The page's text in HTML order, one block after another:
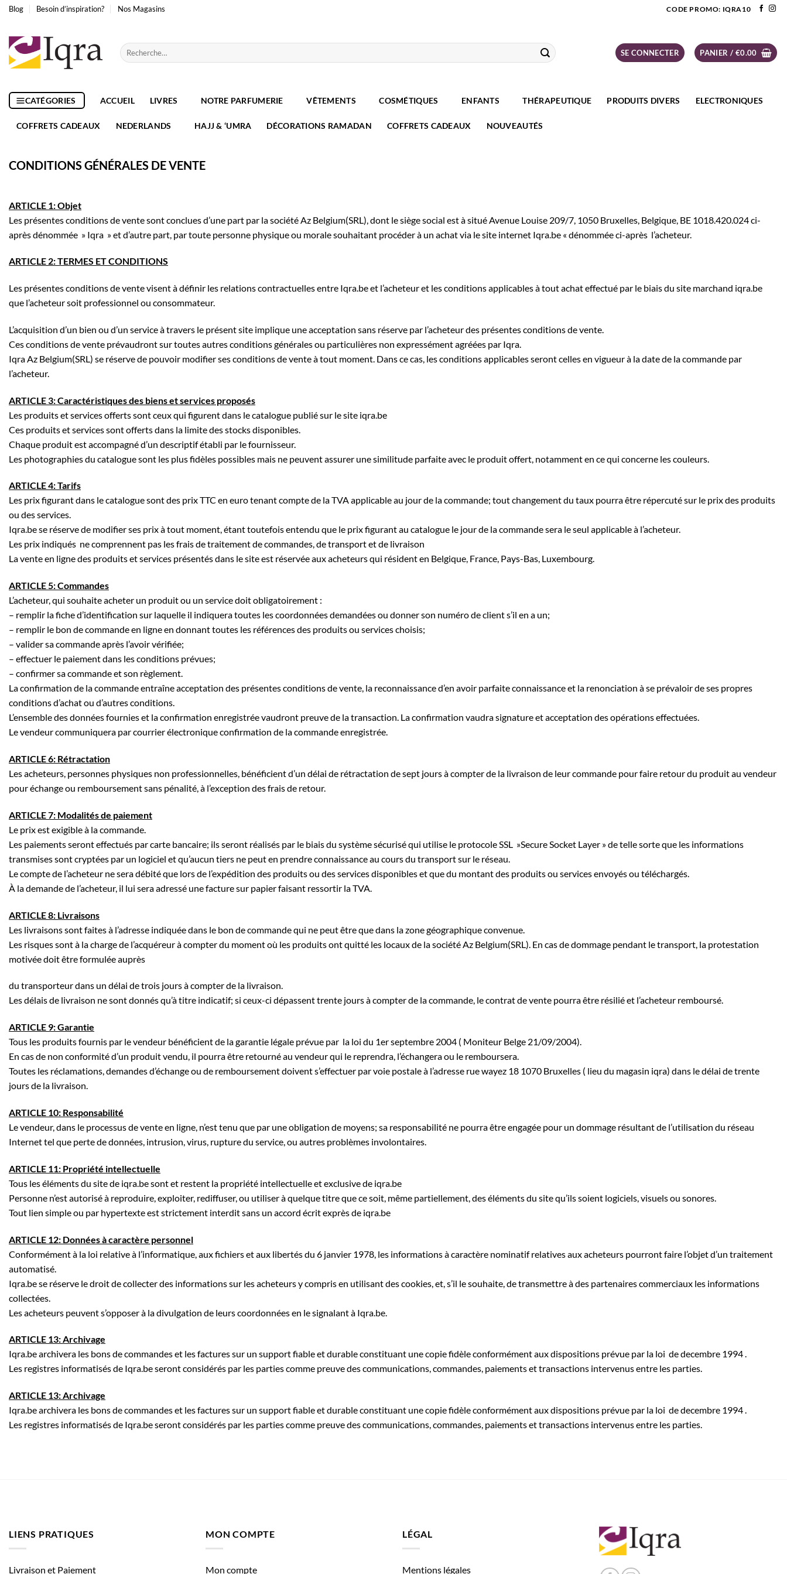
Passer
contenu
Blog Besoin d’inspiration? Nos Magasins CODE PROMO: IQRA10
Recherche
pour :
SE CONNECTER PANIER / €0.00
CATÉGORIES ACCUEIL LIVRES NOTRE PARFUMERIE VÊTEMENTS COSMÉTIQUES ENFANTS THÉRAPEUTIQUE PRODUITS DIVERS ELECTRONIQUES
COFFRETS CADEAUX NEDERLANDS HAJJ & ‘UMRA DÉCORATIONS RAMADAN COFFRETS CADEAUX NOUVEAUTÉS
CONDITIONS GÉNÉRALES DE VENTE
ARTICLE 1: Objet
Les présentes conditions de vente sont conclues d’une part par la société Az Belgium(SRL), dont le siège social est à situé Avenue Louise 209/7, 1050 Bruxelles, Belgique, BE 1018.420.024 ci-
après dénommée » Iqra » et d’autre part, par toute personne physique ou morale souhaitant procéder à un achat via le site internet Iqra.be « dénommée ci-après l’acheteur.
ARTICLE 2: TERMES ET CONDITIONS
Les présentes conditions de vente visent à définir les relations contractuelles entre Iqra.be et l’acheteur et les conditions applicables à tout achat effectué par le biais du site marchand iqra.be
que l’acheteur soit professionnel ou consommateur.
L’acquisition d’un bien ou d’un service à travers le présent site implique une acceptation sans réserve par l’acheteur des présentes conditions de vente.
Ces conditions de vente prévaudront sur toutes autres conditions générales ou particulières non expressément agréées par Iqra.
Iqra Az Belgium(SRL) se réserve de pouvoir modifier ses conditions de vente à tout moment. Dans ce cas, les conditions applicables seront celles en vigueur à la date de la commande par
l’acheteur.
ARTICLE 3: Caractéristiques des biens et services proposés
Les produits et services offerts sont ceux qui figurent dans le catalogue publié sur le site iqra.be
Ces produits et services sont offerts dans la limite des stocks disponibles.
Chaque produit est accompagné d’un descriptif établi par le fournisseur.
Les photographies du catalogue sont les plus fidèles possibles mais ne peuvent assurer une similitude parfaite avec le produit offert, notamment en ce qui concerne les couleurs.
ARTICLE 4: Tarifs
Les prix figurant dans le catalogue sont des prix TTC en euro tenant compte de la TVA applicable au jour de la commande; tout changement du taux pourra être répercuté sur le prix des produits
ou des services.
Iqra.be se réserve de modifier ses prix à tout moment, étant toutefois entendu que le prix figurant au catalogue le jour de la commande sera le seul applicable à l’acheteur.
Les prix indiqués ne comprennent pas les frais de traitement de commandes, de transport et de livraison
La vente en ligne des produits et services présentés dans le site est réservée aux acheteurs qui résident en Belgique, France, Pays-Bas, Luxembourg.
ARTICLE 5: Commandes
L’acheteur, qui souhaite acheter un produit ou un service doit obligatoirement :
– remplir la fiche d’identification sur laquelle il indiquera toutes les coordonnées demandées ou donner son numéro de client s’il en a un;
– remplir le bon de commande en ligne en donnant toutes les références des produits ou services choisis;
– valider sa commande après l’avoir vérifiée;
– effectuer le paiement dans les conditions prévues;
– confirmer sa commande et son règlement.
La confirmation de la commande entraîne acceptation des présentes conditions de vente, la reconnaissance d’en avoir parfaite connaissance et la renonciation à se prévaloir de ses propres
conditions d’achat ou d’autres conditions.
L’ensemble des données fournies et la confirmation enregistrée vaudront preuve de la transaction. La confirmation vaudra signature et acceptation des opérations effectuées.
Le vendeur communiquera par courrier électronique confirmation de la commande enregistrée.
ARTICLE 6: Rétractation
Les acheteurs, personnes physiques non professionnelles, bénéficient d’un délai de rétractation de sept jours à compter de la livraison de leur commande pour faire retour du produit au vendeur
pour échange ou remboursement sans pénalité, à l’exception des frais de retour.
ARTICLE 7: Modalités de paiement
Le prix est exigible à la commande.
Les paiements seront effectués par carte bancaire; ils seront réalisés par le biais du système sécurisé qui utilise le protocole SSL »Secure Socket Layer » de telle sorte que les informations
transmises sont cryptées par un logiciel et qu’aucun tiers ne peut en prendre connaissance au cours du transport sur le réseau.
Le compte de l’acheteur ne sera débité que lors de l’expédition des produits ou des services disponibles et que du montant des produits ou services envoyés ou téléchargés.
À la demande de l’acheteur, il lui sera adressé une facture sur papier faisant ressortir la TVA.
ARTICLE 8: Livraisons
Les livraisons sont faites à l’adresse indiquée dans le bon de commande qui ne peut être que dans la zone géographique convenue.
Les risques sont à la charge de l’acquéreur à compter du moment où les produits ont quitté les locaux de la société Az Belgium(SRL). En cas de dommage pendant le transport, la protestation
motivée doit être formulée auprès
du transporteur dans un délai de trois jours à compter de la livraison.
Les délais de livraison ne sont donnés qu’à titre indicatif; si ceux-ci dépassent trente jours à compter de la commande, le contrat de vente pourra être résilié et l’acheteur remboursé.
ARTICLE 9: Garantie
Tous les produits fournis par le vendeur bénéficient de la garantie légale prévue par la loi du 1er septembre 2004 ( Moniteur Belge 21/09/2004).
En cas de non conformité d’un produit vendu, il pourra être retourné au vendeur qui le reprendra, l’échangera ou le remboursera.
Toutes les réclamations, demandes d’échange ou de remboursement doivent s’effectuer par voie postale à l’adresse rue wayez 18 1070 Bruxelles ( lieu du magasin iqra) dans le délai de trente
jours de la livraison.
ARTICLE 10: Responsabilité
Le vendeur, dans le processus de vente en ligne, n’est tenu que par une obligation de moyens; sa responsabilité ne pourra être engagée pour un dommage résultant de l’utilisation du réseau
Internet tel que perte de données, intrusion, virus, rupture du service, ou autres problèmes involontaires.
ARTICLE 11: Propriété intellectuelle
Tous les éléments du site de iqra.be sont et restent la propriété intellectuelle et exclusive de iqra.be
Personne n’est autorisé à reproduire, exploiter, rediffuser, ou utiliser à quelque titre que ce soit, même partiellement, des éléments du site qu’ils soient logiciels, visuels ou sonores.
Tout lien simple ou par hypertexte est strictement interdit sans un accord écrit exprès de iqra.be
ARTICLE 12: Données à caractère personnel
Conformément à la loi relative à l’informatique, aux fichiers et aux libertés du 6 janvier 1978, les informations à caractère nominatif relatives aux acheteurs pourront faire l’objet d’un traitement
automatisé.
Iqra.be se réserve le droit de collecter des informations sur les acheteurs y compris en utilisant des cookies, et, s’il le souhaite, de transmettre à des partenaires commerciaux les informations
collectées.
Les acheteurs peuvent s’opposer à la divulgation de leurs coordonnées en le signalant à Iqra.be.
ARTICLE 13: Archivage
Iqra.be archivera les bons de commandes et les factures sur un support fiable et durable constituant une copie fidèle conformément aux dispositions prévue par la loi de decembre 1994 .
Les registres informatisés de Iqra.be seront considérés par les parties comme preuve des communications, commandes, paiements et transactions intervenus entre les parties.
ARTICLE 13: Archivage
Iqra.be archivera les bons de commandes et les factures sur un support fiable et durable constituant une copie fidèle conformément aux dispositions prévue par la loi de decembre 1994 .
Les registres informatisés de Iqra.be seront considérés par les parties comme preuve des communications, commandes, paiements et transactions intervenus entre les parties.
LIENS PRATIQUES
Livraison et Paiement
MON COMPTE
Mon compte
LÉGAL
Mentions légales